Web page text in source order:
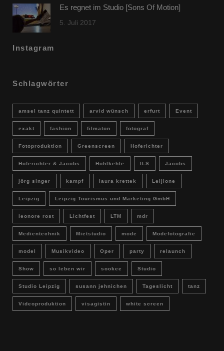
Es regnet im Studio [Sons Of Motion]
5. Juli 2017
Instagram
Schlagwörter
amsel tanz quintett arvid wünsch erfurt Event
exakt fashion filmaton fotograf
Fotoproduktion Greenscreen Hoferichter
Hoferichter & Jacobs Hohlkehle ILS Jacobs
jörg singer kampf laura krettek Leijione
Leipzig Leipzig Tourismus und Marketing GmbH
leonore rost Lichtfest LTM mdr
Medientechnik Mietstudio mode Modefotografie
model Musikvideo Oper party relaunch
Show so leben wir sookee Studio
Studio Leipzig susann jehnichen Tageslicht tanz
Videoproduktion visagistin white screen